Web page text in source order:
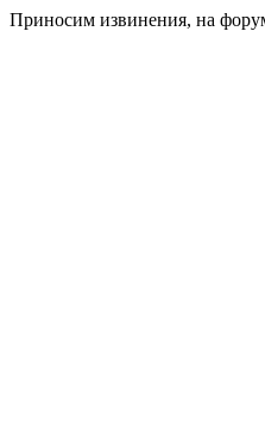
Приносим извинения, на